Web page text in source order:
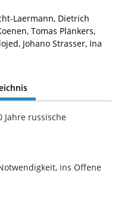
Laermann, Dietrich
Tomas Plänkers,
Johano Strasser, Ina
Jahre russische
ins Offene